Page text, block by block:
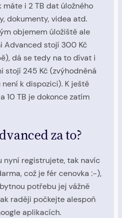
i 2 TB dat úložného
dokumenty, videa atd.
objemem úložiště ale
Advanced stojí 300 Kč
dá se tedy na to dívat i
stojí 245 Kč (zvýhodněná
k dispozici). K ještě
10 TB je dokonce zatím
za to?
nyní registrujete, tak navíc
což je fér cenovka :-),
potřebu jej vážně
raději počkejte alespoň
aplikacích.